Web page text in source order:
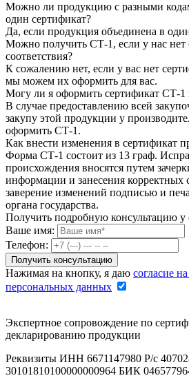
Можно ли продукцию с разными
один сертификат?
Да, если продукция объединена в
Можно получить СТ-1, если у нас нет
соответствия?
К сожалению нет, если у вас нет
мы можем их оформить для вас.
Могу ли я оформить сертификат СТ-1
В случае предоставлению всей
закупу этой продукции у
оформить СТ-1.
Как внести изменения в сертификат
Форма СТ-1 состоит из 13 граф.
происхождения вносятся путем
информации и занесения корректных
заверение изменений подписью и
органа государства.
Получить подробную консультацию у
Ваше имя:
Телефон:
Нажимая на кнопку, я даю согласие
персональных данных
Экспертное сопровождение по
декларированию продукции
Реквизиты ИНН 6671147980 Р/с
30101810100000000964 БИК